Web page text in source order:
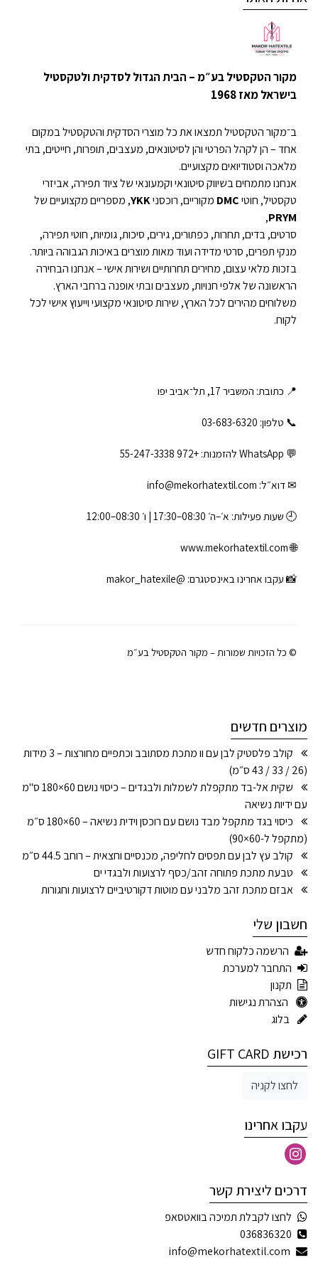
מקור הטקסטיל בע״מ – הבית הגדול לסדקית ולטקסטיל
בישראל מאז 1968
ב־מקור הטקסטיל תמצאו את כל מוצרי הסדקית והטקסטיל במקום
אחד – הן לקהל הפרטי והן לסיטונאים, מעצבים, תופרות, חייטים, בתי
מלאכה וסטודיואים מקצועיים.
אנחנו מתמחים בשיווק סיטונאי וקמעונאי של ציוד תפירה, אביזרי
טקסטיל, חוטיDMC מקוריים, רוכסניYKK, מספריים מקצועיים של
PRYM
,
סרטים, בדים, תחרות, כפתורים, גירים, סיכות, גומיות, חוטי תפירה,
מנקי תפרים, סרטי מדידה ועוד מאות מוצרים באיכות הגבוהה ביותר.
בזכות מלאי עצום, מחירים תחרותיים ושירות אישי – אנחנו הבחירה
הראשונה של אלפי חנויות, מעצבים ובתי אופנה ברחבי הארץ.
משלוחים מהירים לכל הארץ, שירות סיטונאי מקצועי וייעוץ אישי לכל
לקוח.
📍 כתובת: המשביר 17, תל־אביב יפו
📞 טלפון: ‎03-683-6320
💬 WhatsApp להזמנות: +972 55-247-3338
✉ דוא״ל: info@mekorhatextil.com
🕘 שעות פעילות: א׳–ה׳ 08:30–17:30 | ו׳ 08:30–12:00
🌐
www.mekorhatextil.com
📸 עקבו אחרינו באינסטגרם: @makor_hatexile
© כל הזכויות שמורות – מקור הטקסטיל בע״מ
מוצרים חדשים
קולב פלסטיק לבן עם וו מתכת מסתובב וכתפיים מחורצות – 3 מידות
(26 / 33 / 43 ס״מ)
שקית אל-בד מתקפלת לשמלות ולבגדים – כיסוי נושם 60×180 ס"מ
עם ידיות נשיאה
כיסוי בגד מתקפל מבד נושם עם רוכסן וידית נשיאה – 60×180 ס״מ
(מתקפל ל-60×90)
קולב עץ לבן עם תפסים לחליפה, מכנסיים וחצאית – רוחב 44.5 ס״מ
טבעת מתכת פתוחה זהב/כסף לרצועות ולבגדי ים
אבזם מתכת זהב מלבני עם מוטות דקורטיביים לרצועות וחגורות
חשבון שלי
הרשמה כלקוח חדש
התחבר למערכת
תקנון
הצהרת נגישות
בלוג
רכישת GIFT CARD
לחצו לקניה
עקבו אחרינו
דרכים ליצירת קשר
לחצו לקבלת תמיכה בוואטסאפ
036836320
info@mekorhatextil.com